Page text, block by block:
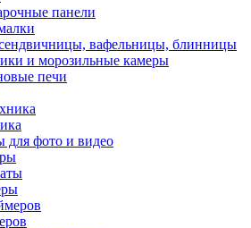
панели
вафельницы, блинницы
и морозильные камеры
печи
для фото и видео